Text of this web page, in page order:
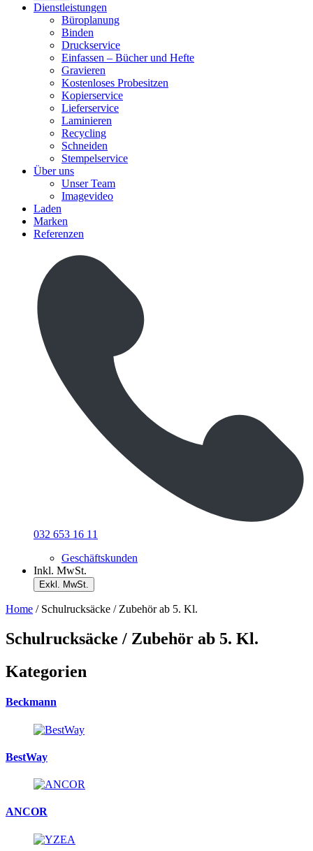
Dienstleistungen
Büroplanung
Binden
Druckservice
Einfassen – Bücher und Hefte
Gravieren
Kostenloses Probesitzen
Kopierservice
Lieferservice
Laminieren
Recycling
Schneiden
Stempelservice
Über uns
Unser Team
Imagevideo
Laden
Marken
Referenzen
032 653 16 11
Geschäftskunden
Inkl. MwSt.
Exkl. MwSt.
Home / Schulrucksäcke / Zubehör ab 5. Kl.
Schulrucksäcke / Zubehör ab 5. Kl.
Kategorien
Beckmann
BestWay
ANCOR